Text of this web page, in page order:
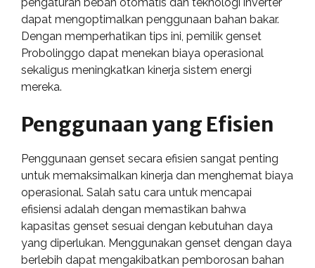
dapat mengoptimalkan penggunaan bahan bakar.
Dengan memperhatikan tips ini, pemilik genset
Probolinggo dapat menekan biaya operasional
sekaligus meningkatkan kinerja sistem energi
mereka.
Penggunaan yang Efisien
Penggunaan genset secara efisien sangat penting
untuk memaksimalkan kinerja dan menghemat biaya
operasional. Salah satu cara untuk mencapai
efisiensi adalah dengan memastikan bahwa
kapasitas genset sesuai dengan kebutuhan daya
yang diperlukan. Menggunakan genset dengan daya
berlebih dapat mengakibatkan pemborosan bahan